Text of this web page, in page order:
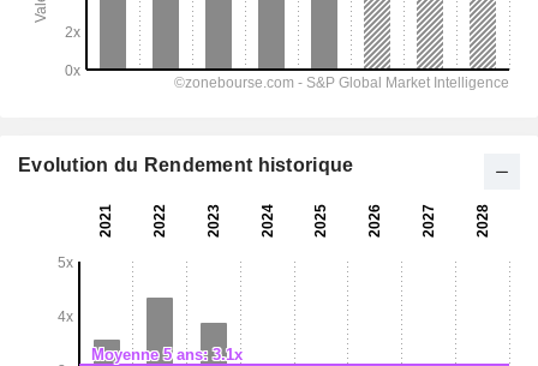
Evolution du Rendement historique